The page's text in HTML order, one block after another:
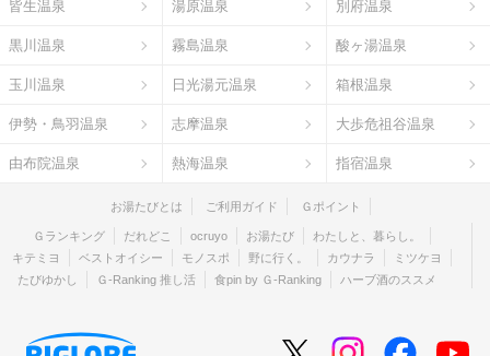
皆生温泉 湯原温泉 別府温泉
黒川温泉 霧島温泉 酸ヶ湯温泉
玉川温泉 日光湯元温泉 箱根温泉
伊勢・鳥羽温泉 志摩温泉 大歩危祖谷温泉
由布院温泉 熱海温泉 指宿温泉
お湯たびとは ご利用ガイド Ｇポイント
Ｇランキング だれどこ ocruyo お湯たび
わたしと、暮らし。
キテミヨ
ベストオイシー モノスポ 野に行く。 カウナラ
ミツケヨ
たびゆかし
Ｇ-Ranking 推し活 食pin by Ｇ-Ranking ハーブ酒のススメ